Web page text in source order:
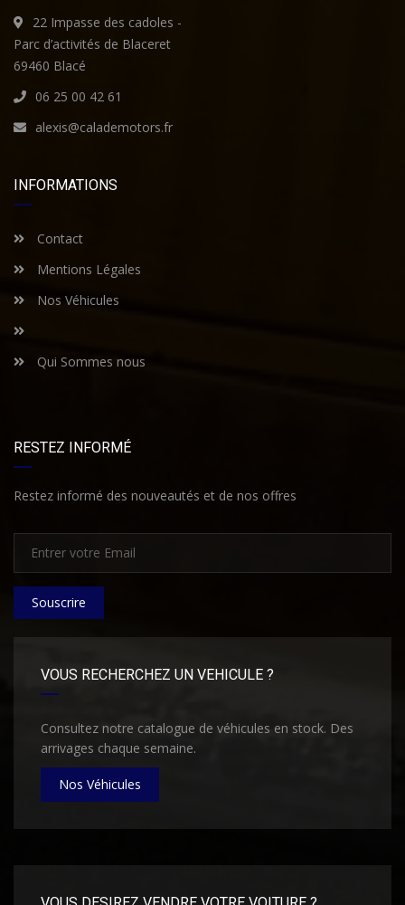
22 Impasse des cadoles -
Parc d’activités de Blaceret
69460 Blacé
06 25 00 42 61
alexis@calademotors.fr
INFORMATIONS
Contact
Mentions Légales
Nos Véhicules
Qui Sommes nous
RESTEZ INFORMÉ
Restez informé des nouveautés et de nos offres
Souscrire
VOUS RECHERCHEZ UN VEHICULE ?
Consultez notre catalogue de véhicules en stock. Des
arrivages chaque semaine.
Nos Véhicules